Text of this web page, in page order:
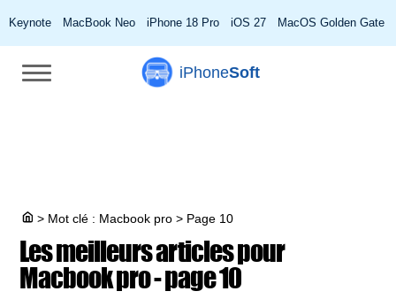
Keynote MacBook Neo iPhone 18 Pro iOS 27 MacOS Golden Gate
iPhoneSoft
> Mot clé : Macbook pro> Page 10
Les meilleurs articles pour
Macbook pro - page 10